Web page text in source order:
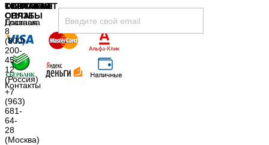
принимаю условия
TIGIMARKET
Главная
Политика
конфиденциальности
КОНТАКТЫ
Доставка
и
оплата
О
нас
Контакты
СПОСОБЫ
ОПЛАТЫ
ОБРАТНАЯ
СВЯЗЬ
8
(800)
200-
45-
12
(Россия)
+7
(963)
681-
64-
28
(Москва)